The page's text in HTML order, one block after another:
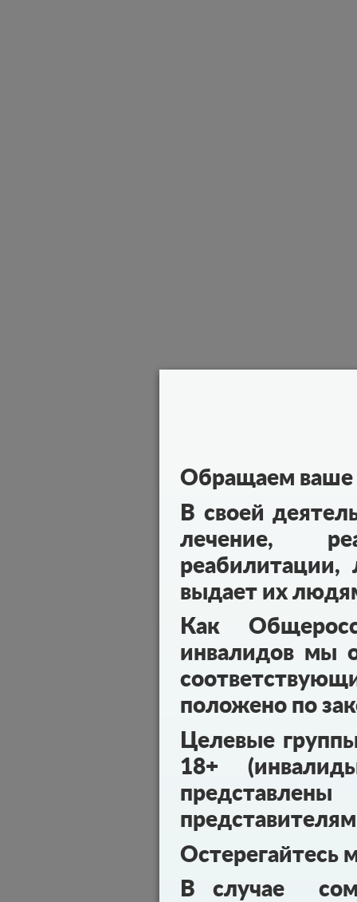
Обращаем ваше
В своей
лечение,
реабилитации,
выдает их
Как
инвалидов мы
положено по
Целевые
18+
Остерегайтесь
В случае